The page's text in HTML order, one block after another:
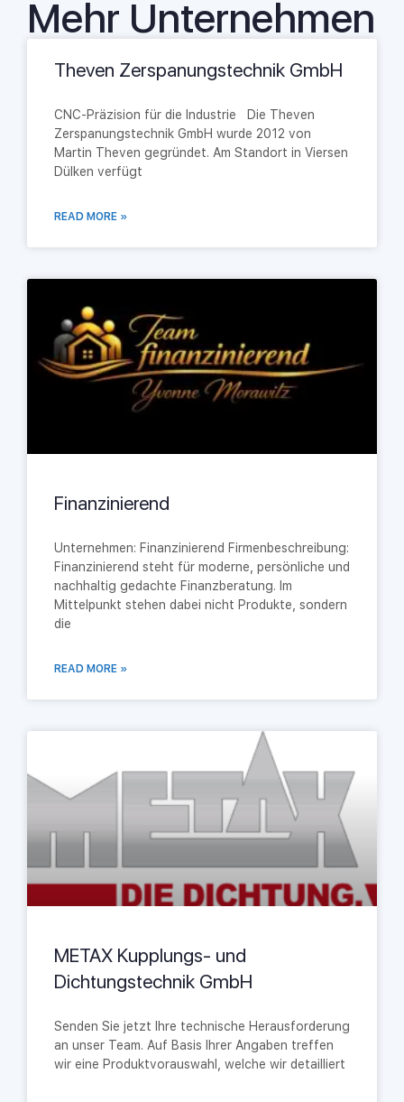
Mehr Unternehmen
Theven Zerspanungstechnik GmbH
CNC-Präzision für die Industrie Die Theven
Zerspanungstechnik GmbH wurde 2012 von
Martin Theven gegründet. Am Standort in Viersen
Dülken verfügt
READ MORE »
Finanzinierend
Unternehmen: Finanzinierend Firmenbeschreibung:
Finanzinierend steht für moderne, persönliche und
nachhaltig gedachte Finanzberatung. Im
Mittelpunkt stehen dabei nicht Produkte, sondern
die
READ MORE »
METAX Kupplungs- und
Dichtungstechnik GmbH
Senden Sie jetzt Ihre technische Herausforderung
an unser Team. Auf Basis Ihrer Angaben treffen
wir eine Produktvorauswahl, welche wir detailliert